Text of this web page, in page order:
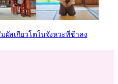
ผัสเกียวโตในจังหวะที่ช้าลง